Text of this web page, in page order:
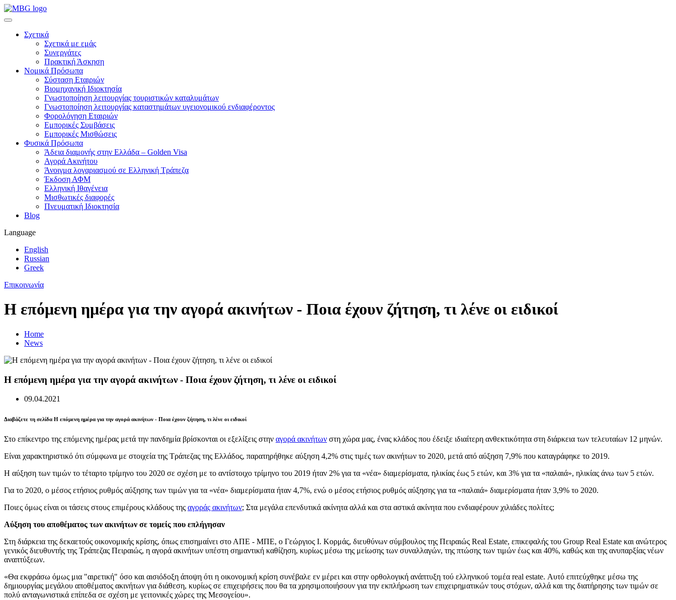
Σχετικά
Σχετικά με εμάς
Συνεργάτες
Πρακτική Άσκηση
Νομικά Πρόσωπα
Σύσταση Εταιριών
Βιομηχανική Ιδιοκτησία
Γνωστοποίηση λειτουργίας τουριστικών καταλυμάτων
Γνωστοποίηση λειτουργίας καταστημάτων υγειονομικού ενδιαφέροντος
Φορολόγηση Εταιριών
Εμπορικές Συμβάσεις
Εμπορικές Μισθώσεις
Φυσικά Πρόσωπα
Άδεια διαμονής στην Ελλάδα – Golden Visa
Αγορά Ακινήτου
Άνοιγμα λογαριασμού σε Ελληνική Τράπεζα
Έκδοση ΑΦΜ
Ελληνική Ιθαγένεια
Μισθωτικές διαφορές
Πνευματική Ιδιοκτησία
Blog
Language
English
Russian
Greek
Επικοινωνία
Η επόμενη ημέρα για την αγορά ακινήτων - Ποια έχουν ζήτηση, τι λένε οι ειδικοί
Home
News
Η επόμενη ημέρα για την αγορά ακινήτων - Ποια έχουν ζήτηση, τι λένε οι ειδικοί
09.04.2021
Διαβάζετε τη σελίδα Η επόμενη ημέρα για την αγορά ακινήτων - Ποια έχουν ζήτηση, τι λένε οι ειδικοί
Στο επίκεντρο της επόμενης ημέρας μετά την πανδημία βρίσκονται οι εξελίξεις στην αγορά ακινήτων στη χώρα μας, ένας κλάδος που έδειξε ιδιαίτερη ανθεκτικότητα στη διάρκεια των τελευταίων 12 μηνών.
Είναι χαρακτηριστικό ότι σύμφωνα με στοιχεία της Τράπεζας της Ελλάδος, παρατηρήθηκε αύξηση 4,2% στις τιμές των ακινήτων το 2020, μετά από αύξηση 7,9% που καταγράφηκε το 2019.
Η αύξηση των τιμών το τέταρτο τρίμηνο του 2020 σε σχέση με το αντίστοιχο τρίμηνο του 2019 ήταν 2% για τα «νέα» διαμερίσματα, ηλικίας έως 5 ετών, και 3% για τα «παλαιά», ηλικίας άνω των 5 ετών.
Για το 2020, ο μέσος ετήσιος ρυθμός αύξησης των τιμών για τα «νέα» διαμερίσματα ήταν 4,7%, ενώ ο μέσος ετήσιος ρυθμός αύξησης για τα «παλαιά» διαμερίσματα ήταν 3,9% το 2020.
Ποιες όμως είναι οι τάσεις στους επιμέρους κλάδους της αγοράς ακινήτων; Στα μεγάλα επενδυτικά ακίνητα αλλά και στα αστικά ακίνητα που ενδιαφέρουν χιλιάδες πολίτες;
Aύξηση του αποθέματος των ακινήτων σε τομείς που επλήγησαν
Στη διάρκεια της δεκαετούς οικονομικής κρίσης, όπως επισημαίνει στο ΑΠΕ - ΜΠΕ, ο Γεώργιος Ι. Κορμάς, διευθύνων σύμβουλος της Πειραιώς Real Estate, επικεφαλής του Group Real Estate και ανώτερος
γενικός διευθυντής της Τράπεζας Πειραιώς, η αγορά ακινήτων υπέστη σημαντική καθίζηση, κυρίως μέσω της μείωσης των συναλλαγών, της πτώσης των τιμών έως και 40%, καθώς και της ανυπαρξίας νέων
αναπτύξεων.
«Θα εκφράσω όμως μια "αιρετική" όσο και αισιόδοξη άποψη ότι η οικονομική κρίση συνέβαλε εν μέρει και στην ορθολογική ανάπτυξη τού ελληνικού τομέα real estate. Αυτό επιτεύχθηκε μέσω της
δημιουργίας μεγάλου αποθέματος ακινήτων για διάθεση, κυρίως σε επιχειρήσεις που θα τα χρησιμοποιήσουν για την εκπλήρωση των επιχειρηματικών τους στόχων, αλλά και της διατήρησης των τιμών σε
πολύ ανταγωνιστικά επίπεδα σε σχέση με γειτονικές χώρες της Μεσογείου».